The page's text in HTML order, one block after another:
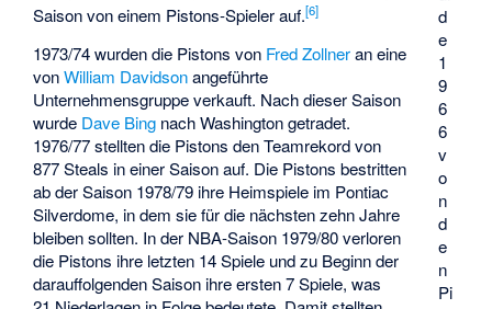
d
e
1
9
6
6
v
o
n
d
e
n
Pi
Saison von einem Pistons-Spieler auf.[6]
1973/74 wurden die Pistons von Fred Zollneran eine
vonWilliam Davidsonangeführte
Unternehmensgruppe verkauft. Nach dieser Saison
wurde Dave Bing nach Washington getradet.
1976/77 stellten die Pistons den Teamrekord von
877 Steals in einer Saison auf. Die Pistons bestritten
ab der Saison 1978/79 ihre Heimspiele im Pontiac
Silverdome, in dem sie für die nächsten zehn Jahre
bleiben sollten. In der NBA-Saison 1979/80 verloren
die Pistons ihre letzten 14 Spiele und zu Beginn der
darauffolgenden Saison ihre ersten 7 Spiele, was